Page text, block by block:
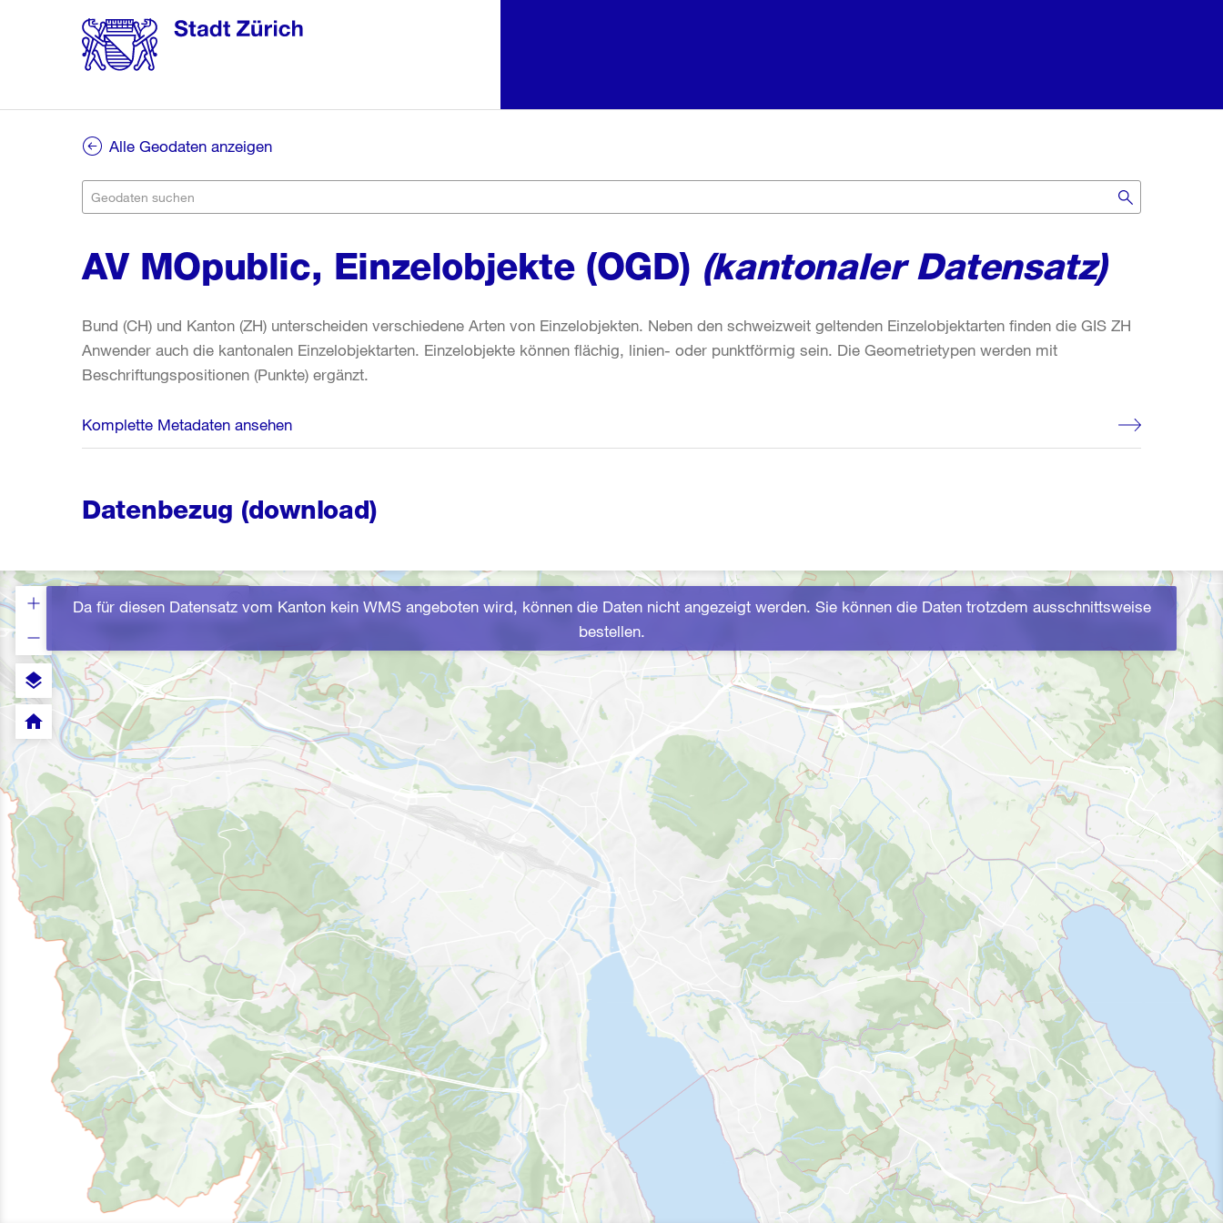
Alle Geodaten anzeigen
AV MOpublic, Einzelobjekte (OGD) (kantonaler Datensatz)
Bund (CH) und Kanton (ZH) unterscheiden verschiedene Arten von Einzelobjekten. Neben den schweizweit geltenden Einzelobjektarten finden die GIS ZH
Anwender auch die kantonalen Einzelobjektarten. Einzelobjekte können flächig, linien- oder punktförmig sein. Die Geometrietypen werden mit
Beschriftungspositionen (Punkte) ergänzt.
Komplette Metadaten ansehen
Datenbezug (download)
Da für diesen Datensatz vom Kanton kein WMS angeboten wird, können die Daten nicht angezeigt werden. Sie können die Daten trotzdem ausschnittsweise
bestellen.
layers
home